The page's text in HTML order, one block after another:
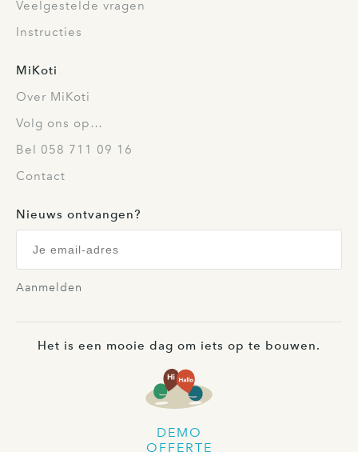
Veelgestelde vragen
Instructies
MiKoti
Over MiKoti
Volg ons op…
Bel 058 711 09 16
Contact
Nieuws ontvangen?
Aanmelden
Het is een mooie dag om iets op te bouwen.
DEMO
OFFERTE